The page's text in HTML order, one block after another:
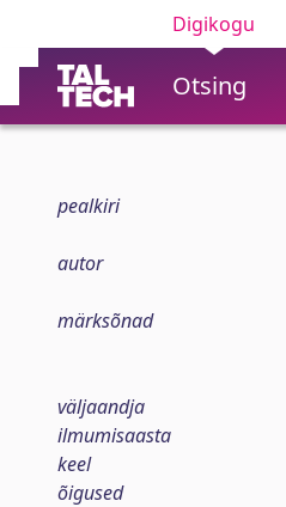
Digikogu
Otsing
pealkiri
autor
märksõnad
väljaandja
ilmumisaasta
keel
õigused